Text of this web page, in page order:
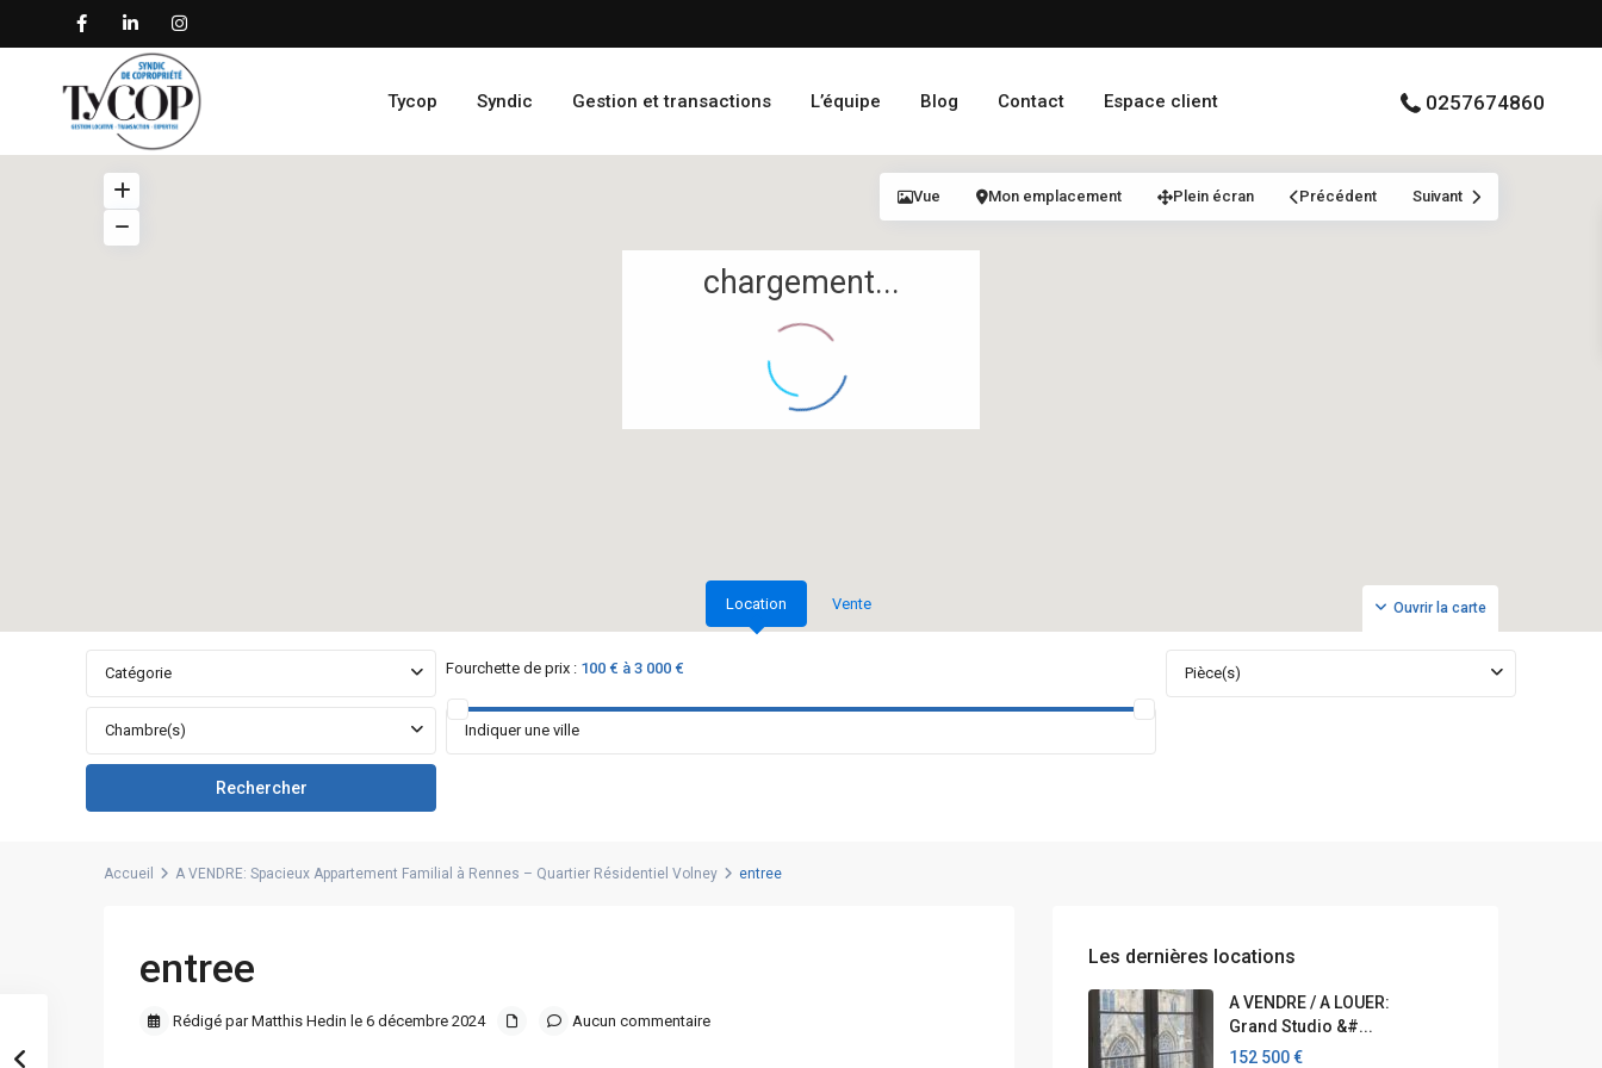
Tycop Syndic Gestion et transactions L’équipe Blog Contact Espace client 0257674860
chargement...
Ouvrir la carte
Vue Mon emplacement Plein écran Précédent Suivant
Location Vente
Catégorie Fourchette de prix : 100 € à 3 000 € Pièce(s)
Chambre(s)
Accueil A VENDRE: Spacieux Appartement Familial à Rennes – Quartier Résidentiel Volney entree
entree
Rédigé par Matthis Hedin le 6 décembre 2024 Aucun commentaire
Les dernières locations
A VENDRE / A LOUER:
Grand Studio &#...
152 500 €